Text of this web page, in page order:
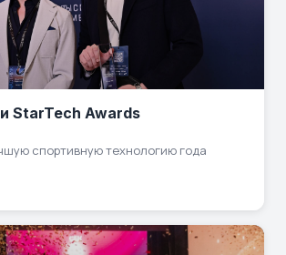
StarTech Awards
спортивную технологию года